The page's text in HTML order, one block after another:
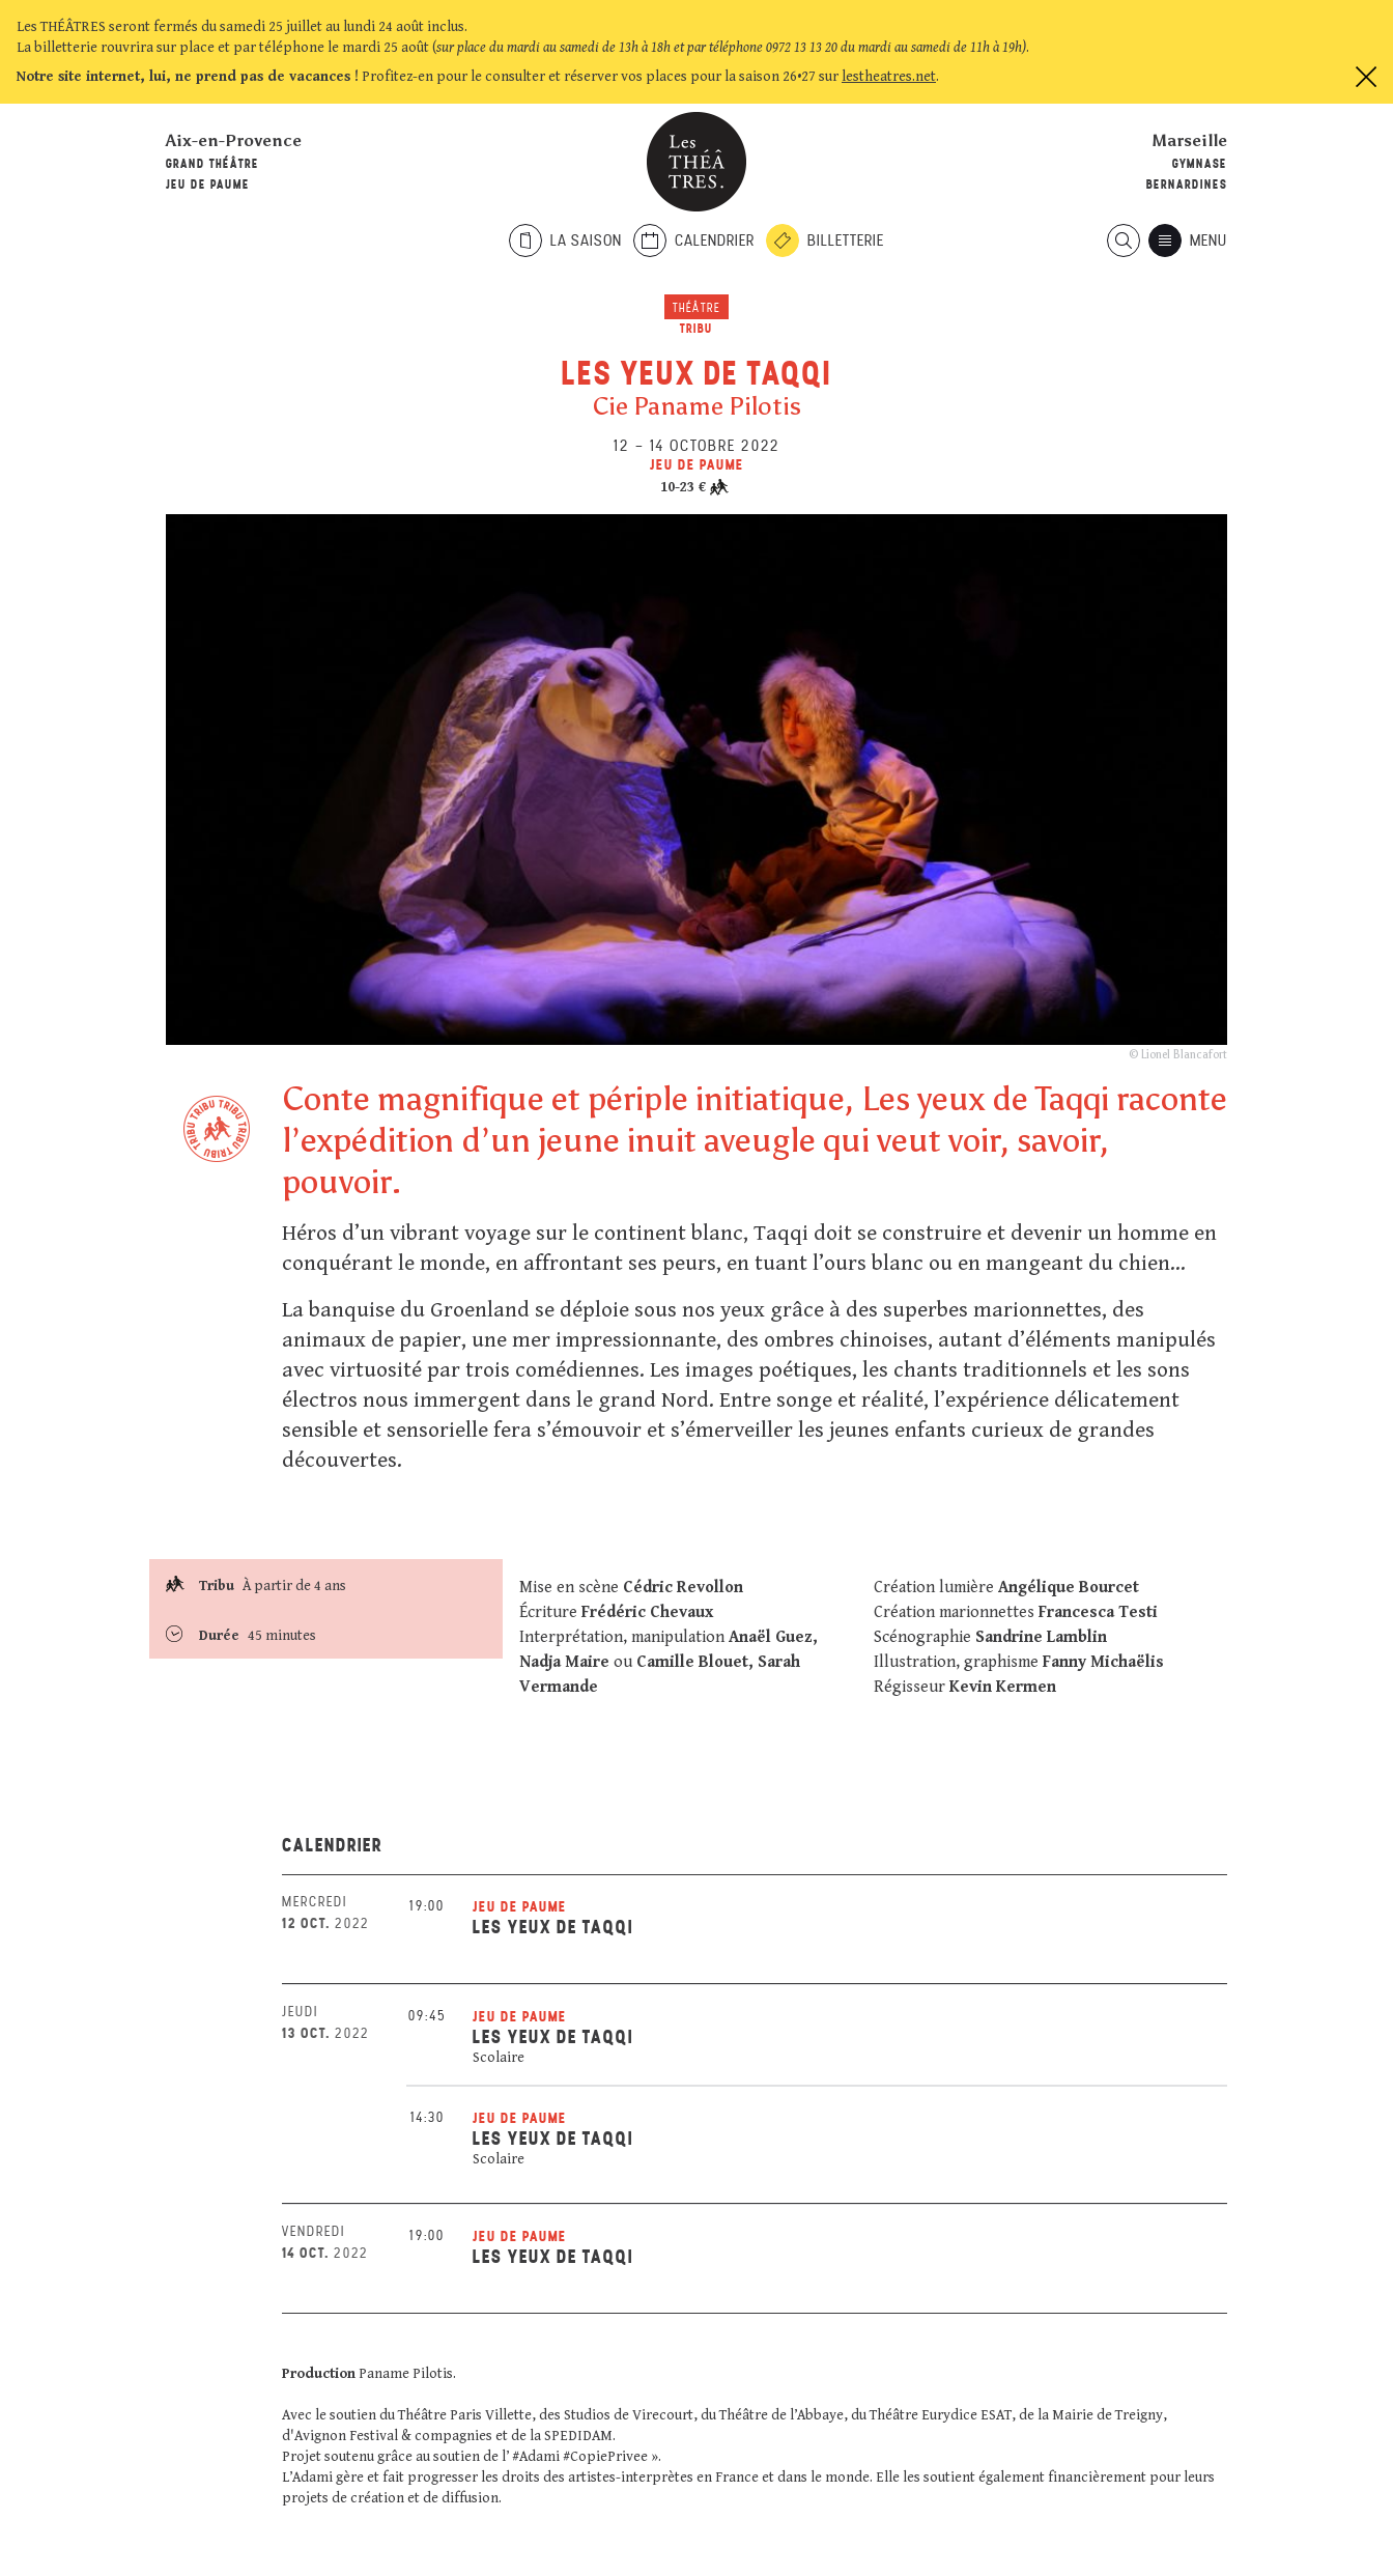
Les THÉÂTRES seront fermés du samedi 25 juillet au lundi 24 août inclus.
La billetterie rouvrira sur place et par téléphone le mardi 25 août (sur place du mardi au samedi de 13h à 18h et par téléphone 0972 13 13 20 du mardi au samedi de 11h à 19h).
Notre site internet, lui, ne prend pas de vacances ! Profitez-en pour le consulter et réserver vos places pour la saison 26•27 sur lestheatres.net.
Marseille
GYMNASE
BERNARDINES
Aix-en-Provence
GRAND THÉÂTRE
JEU DE PAUME
LA SAISON CALENDRIER BILLETTERIE MENU
THÉÂTRE
TRIBU
LES YEUX DE TAQQI
Cie Paname Pilotis
12 – 14 OCTOBRE 2022
JEU DE PAUME
10-23 €
© Lionel Blancafort
Conte magnifique et périple initiatique, Les yeux de Taqqi raconte
l’expédition d’un jeune inuit aveugle qui veut voir, savoir,
pouvoir.
Héros d’un vibrant voyage sur le continent blanc, Taqqi doit se construire et devenir un homme en
conquérant le monde, en affrontant ses peurs, en tuant l’ours blanc ou en mangeant du chien...
La banquise du Groenland se déploie sous nos yeux grâce à des superbes marionnettes, des
animaux de papier, une mer impressionnante, des ombres chinoises, autant d’éléments manipulés
avec virtuosité par trois comédiennes. Les images poétiques, les chants traditionnels et les sons
électros nous immergent dans le grand Nord. Entre songe et réalité, l’expérience délicatement
sensible et sensorielle fera s’émouvoir et s’émerveiller les jeunes enfants curieux de grandes
découvertes.
Mise en scène Cédric Revollon
ÉcritureFrédéric Chevaux
Interprétation, manipulationAnaël Guez,
Nadja Maire ou Camille Blouet, Sarah
Vermande
Création lumière Angélique Bourcet
Création marionnettes Francesca Testi
Scénographie Sandrine Lamblin
Illustration, graphisme Fanny Michaëlis
Régisseur Kevin Kermen
Tribu À partir de 4 ans
Durée 45 minutes
CALENDRIER
MERCREDI
12 OCT. 2022
19:00 JEU DE PAUME
LES YEUX DE TAQQI
JEUDI
13 OCT. 2022
09:45 JEU DE PAUME
LES YEUX DE TAQQI
Scolaire
14:30 JEU DE PAUME
LES YEUX DE TAQQI
Scolaire
VENDREDI
14 OCT. 2022
19:00 JEU DE PAUME
LES YEUX DE TAQQI
ProductionPaname Pilotis.
Avec le soutien du Théâtre Paris Villette, des Studios de Virecourt, du Théâtre de l’Abbaye, du Théâtre Eurydice ESAT, de la Mairie de Treigny,
d'Avignon Festival & compagnies et de la SPEDIDAM.
Projet soutenu grâce au soutien de l’ #Adami #CopiePrivee ».
L’Adami gère et fait progresser les droits des artistes-interprètes en France et dans le monde. Elle les soutient également financièrement pour leurs
projets de création et de diffusion.